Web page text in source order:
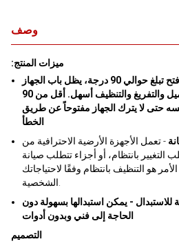
وصف
:ميزات المنتج
باب ذاتي الإغلاق - من زاوية فتح تبلغ حوالي 90 درجة، يظل باب الجهاز
مفتوحاً ويجعل عملية التحميل والتفريغ والتنظيف أسهل. أقل من 90
حتى لا يترك الجهاز مفتوحاً عن طريق
الخطأ
- تعمل الأجهزة الأرضية الاحترافية من Liebherr بدون
التغيير بانتظام، أو أجزاء تتطلب صيانة
هو التنظيف بانتظام وفقًا لاحتياجاتك
للاستبدال - يمكن استبدالها بسهولة دون
الحاجة إلى فني وبدون أدوات
التصميم